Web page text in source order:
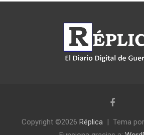
Copyright ©2026 Réplica Tema